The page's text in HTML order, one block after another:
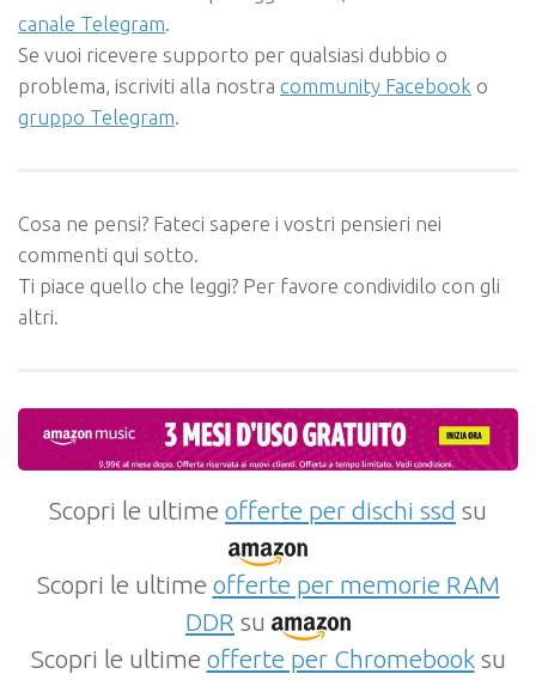
canale Telegram.
Se vuoi ricevere supporto per qualsiasi dubbio o
problema, iscriviti alla nostra community Facebook o
gruppo Telegram.
Cosa ne pensi? Fateci sapere i vostri pensieri nei
commenti qui sotto.
Ti piace quello che leggi? Per favore condividilo con gli
altri.
Scopri le ultime offerte per dischi ssd su
Scopri le ultime offerte per memorie RAM
DDR su
Scopri le ultime offerte per Chromebooksu